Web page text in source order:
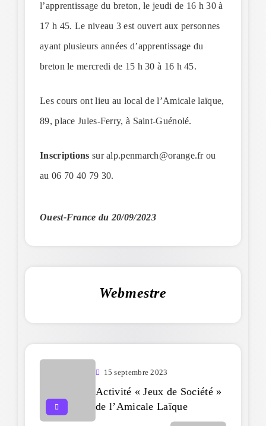
l’apprentissage du breton, le jeudi de 16 h 30 à
17 h 45. Le niveau 3 est ouvert aux personnes
ayant plusieurs années d’apprentissage du
breton le mercredi de 15 h 30 à 16 h 45.
Les cours ont lieu au local de l’Amicale laïque,
89, place Jules-Ferry, à Saint-Guénolé.
Inscriptions sur alp.penmarch@orange.fr ou
au 06 70 40 79 30.
Ouest-France du 20/09/2023
Webmestre
15 septembre 2023
Activité « Jeux de Société »
de l’Amicale Laïque